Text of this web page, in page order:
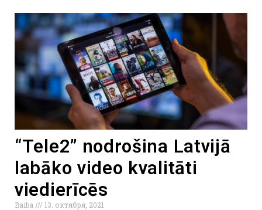
“Tele2” nodrošina Latvijā
labāko video kvalitāti
viedierīcēs
Baiba
13. октября, 2021